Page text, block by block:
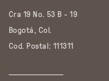
Cra 19 No. 53 B - 19
Bogotá, Col.
Cod. Postal: 111311